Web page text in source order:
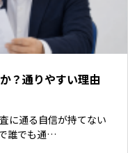
？通りやすい理由
に通る自信が持てない
誰でも通…